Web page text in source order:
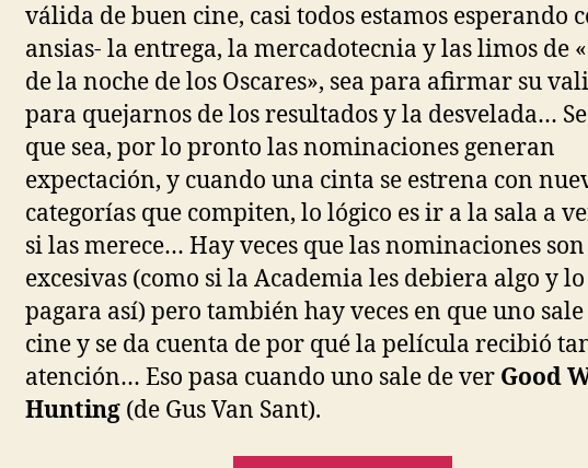
válida de buen cine, casi todos estamos esperando
ansias- la entrega, la mercadotecnia y las limos de
de la noche de los Oscares», sea para afirmar su
para quejarnos de los resultados y la desvelada…
que sea, por lo pronto las nominaciones generan
expectación, y cuando una cinta se estrena con
categorías que compiten, lo lógico es ir a la sala a
si las merece… Hay veces que las nominaciones son
excesivas (como si la Academia les debiera algo y lo
pagara así) pero también hay veces en que uno
cine y se da cuenta de por qué la película recibió
atención… Eso pasa cuando uno sale de ver Good
Hunting (de Gus Van Sant).